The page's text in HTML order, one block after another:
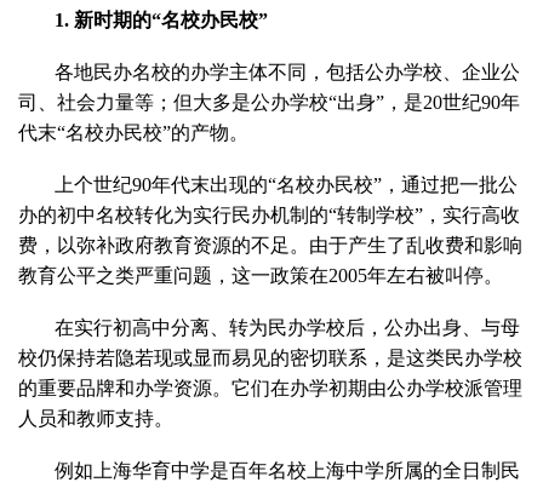
1. 新时期的“名校办民校”
各地民办名校的办学主体不同，包括公办学校、企业公
司、社会力量等；但大多是公办学校“出身”，是20世纪90年
代末“名校办民校”的产物。
上个世纪90年代末出现的“名校办民校”，通过把一批公
办的初中名校转化为实行民办机制的“转制学校”，实行高收
费，以弥补政府教育资源的不足。由于产生了乱收费和影响
教育公平之类严重问题，这一政策在2005年左右被叫停。
在实行初高中分离、转为民办学校后，公办出身、与母
校仍保持若隐若现或显而易见的密切联系，是这类民办学校
的重要品牌和办学资源。它们在办学初期由公办学校派管理
人员和教师支持。
例如上海华育中学是百年名校上海中学所属的全日制民